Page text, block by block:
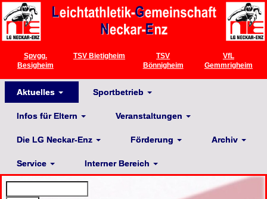
Spvgg.
Besigheim
TSV Bietigheim
TSV
Bönnigheim
VfL
Gemmrigheim
Aktuelles Sportbetrieb
Infos für Eltern Veranstaltungen
Die LG Neckar-Enz Förderung Archiv
Service Interner Bereich